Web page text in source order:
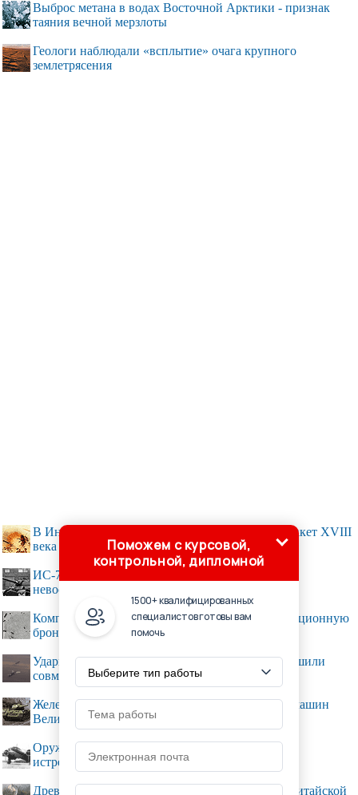
Выброс метана в водах Восточной Арктики - признак
таяния вечной мерзлоты
Геологи наблюдали «всплытие» очага крупного
землетрясения
В Индии были найдены более тысячи боевых ракет XVIII
века
ИС-7 - мощнейший танк своего времени –
невостребованная мощь
Композитная металлическая пена заменит традиционную
броню
Ударный «Охотник» и истребитель Су-57 совершили
совместный полет
Железная Победа: ТОП-5 легендарных боевых машин
Великой Отечественной войны
Оружие Второй мировой. Сравнение ночных
истребителей
Древние каменные гранаты нашли у Великой Китайской
Поможем с курсовой,
контрольной, дипломной
1500+ квалифицированных
специалистов готовы вам
помочь